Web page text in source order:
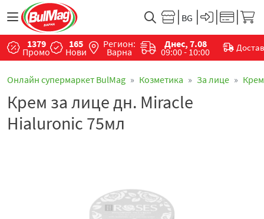
1379
Промо
165
Нови
Регион:
Варна
Днес, 7.08
09:00 - 10:00
Онлайн супермаркет BulMag Козметика За лице
Крем за лице дн. Miracle
Hialuronic 75мл